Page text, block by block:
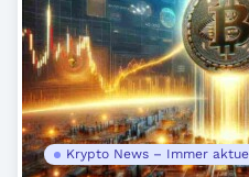
Krypto News – Immer